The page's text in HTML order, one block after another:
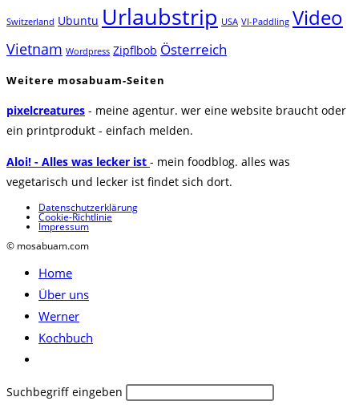
Switzerland Ubuntu Urlaubstrip USA VI-Paddling Video
Vietnam Wordpress Zipflbob Österreich
Weitere mosabuam-Seiten
pixelcreatures - meine agentur. wer eine website braucht oder
ein printprodukt - einfach melden.
Aloi! - Alles was lecker ist - mein foodblog. alles was
vegetarisch und lecker ist findet sich dort.
Datenschutzerklärung
Cookie-Richtlinie
Impressum
© mosabuam.com
Home
Über uns
Werner
Kochbuch
umschalten
Diese
Suchbegriff eingeben